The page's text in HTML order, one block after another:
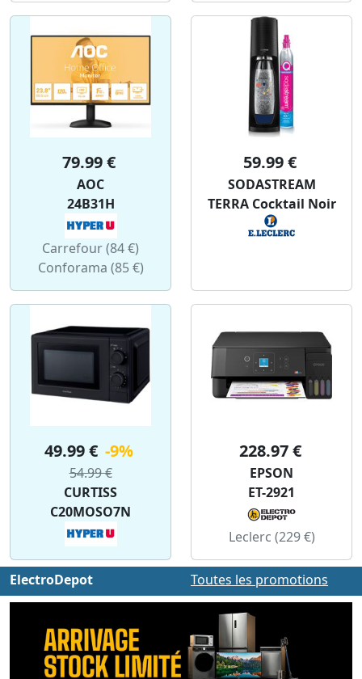
79.99 €
AOC
24B31H
Carrefour (84 €)
Conforama (85 €)
59.99 €
SODASTREAM
TERRA Cocktail Noir
49.99 € -9%
54.99 €
CURTISS
C20MOSO7N
228.97 €
EPSON
ET-2921
Leclerc (229 €)
ElectroDepot Toutes les promotions